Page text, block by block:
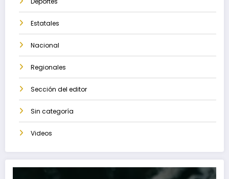
Estatales
Nacional
Regionales
Sección del editor
Sin categoría
Videos